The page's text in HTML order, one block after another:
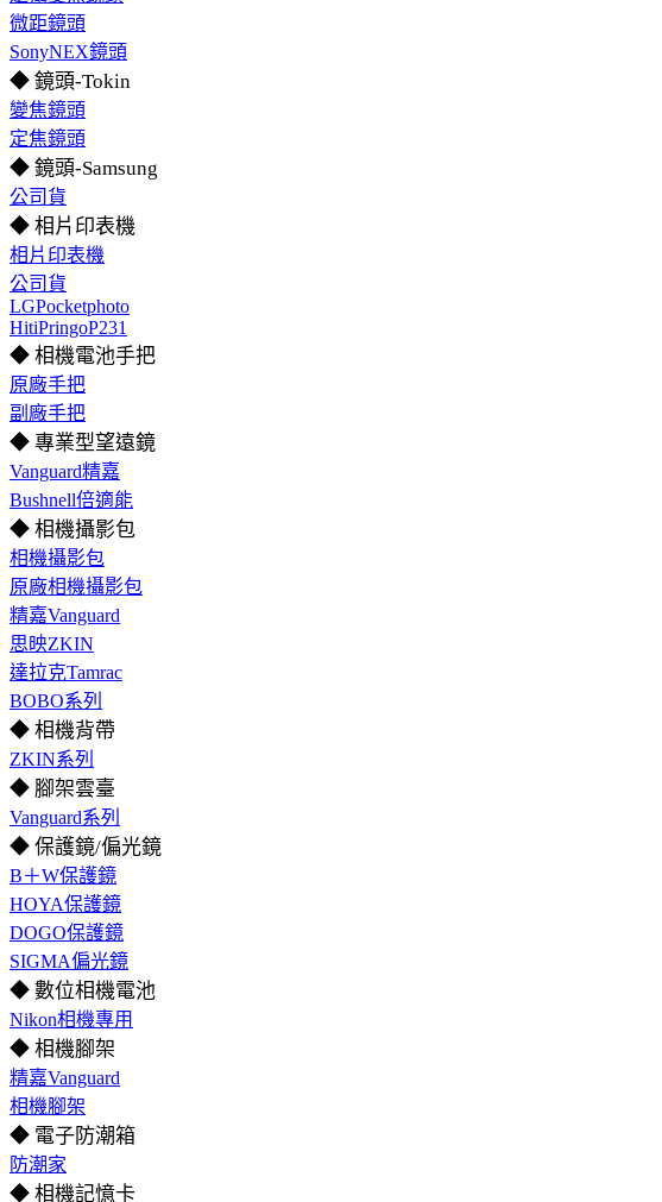
微距鏡頭
SonyNEX鏡頭
◆ 鏡頭-Tokin
變焦鏡頭
定焦鏡頭
◆ 鏡頭-Samsung
公司貨
◆ 相片印表機
相片印表機
公司貨
LGPocketphoto
HitiPringoP231
◆ 相機電池手把
原廠手把
副廠手把
◆ 專業型望遠鏡
Vanguard精嘉
Bushnell倍適能
◆ 相機攝影包
相機攝影包
原廠相機攝影包
精嘉Vanguard
思映ZKIN
達拉克Tamrac
BOBO系列
◆ 相機背帶
ZKIN系列
◆ 腳架雲臺
Vanguard系列
◆ 保護鏡/偏光鏡
B＋W保護鏡
HOYA保護鏡
DOGO保護鏡
SIGMA偏光鏡
◆ 數位相機電池
Nikon相機專用
◆ 相機腳架
精嘉Vanguard
相機腳架
◆ 電子防潮箱
防潮家
◆ 相機記憶卡